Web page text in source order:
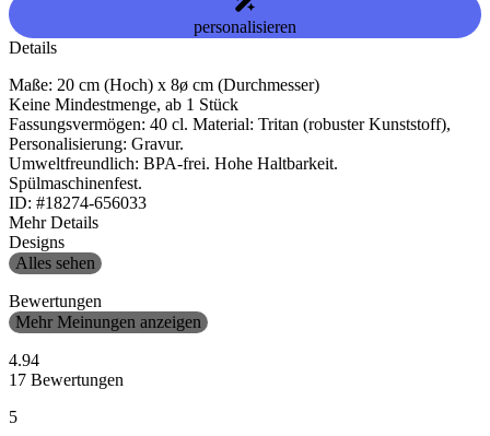
personalisieren
Details
Maße: 20 cm (Hoch) x 8ø cm (Durchmesser)
Keine Mindestmenge, ab 1 Stück
Fassungsvermögen: 40 cl. Material: Tritan (robuster Kunststoff),
Personalisierung: Gravur.
Umweltfreundlich: BPA-frei. Hohe Haltbarkeit.
Spülmaschinenfest.
ID: #18274-656033
Mehr Details
Designs
Alles sehen
Bewertungen
Mehr Meinungen anzeigen
4.94
17 Bewertungen
5